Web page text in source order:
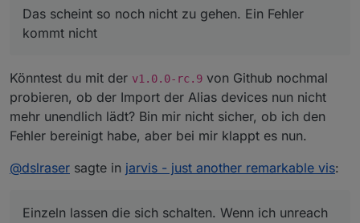
siehe Wiki auf Github
Ausblick / Roadmap
siehe
die Karte in einem Widget (nicht Vollbild)
sollte nun korrekt angezeigt werden. Die
Das funktioniert jetzt auch ohne Vollbild
das Importieren von alias Geräten sollte bei
einer "inkorrekten" Struktur nun einen
Fehler ausgeben und sich nicht "tot" laden
Das scheint so noch nicht zu gehen. Ein Fehler kommt
nicht
Variante 2
Das scheint so noch nicht zu gehen. Ein Fehler
kommt nicht
Könntest du mit der v1.0.0-rc.9 von Github nochmal
probieren, ob der Import der Alias devices nun nicht
mehr unendlich lädt? Bin mir nicht sicher, ob ich den
Fehler bereinigt habe, aber bei mir klappt es nun.
@dslraser sagte in jarvis - just another remarkable vis:
Einzeln lassen die sich schalten. Wenn ich unreach